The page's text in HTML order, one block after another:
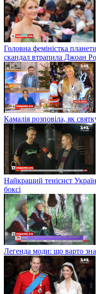
Головна феміністка
скандал втрапила Джоан
Камалія розповіла, як
Найкращий тенісист
боксі
Легенда моди: що варто